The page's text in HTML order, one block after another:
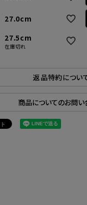
27.0cm
27.5cm
在庫切れ
返品特約につい
商品についてのお問